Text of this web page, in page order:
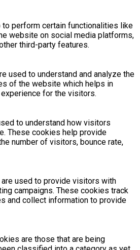
to perform certain functionalities like
website on social media platforms,
third-party features.
used to understand and analyze the
of the website which helps in
for the visitors.
to understand how visitors
These cookies help provide
number of visitors, bounce rate,
used to provide visitors with
campaigns. These cookies track
and collect information to provide
are those that are being